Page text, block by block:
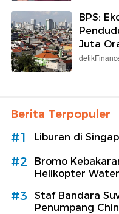
BPS:
Juta
Berita Terpopuler
#1 Liburan di
#2
Bromo
Helikopter
#3
Staf Bandara
Penumpang